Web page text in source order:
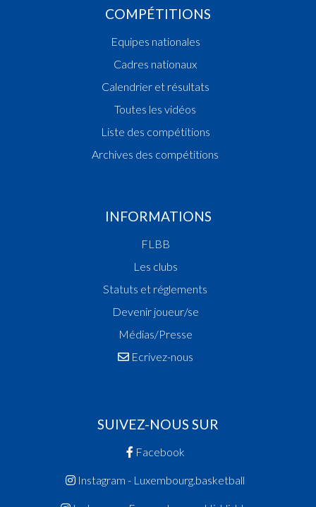
COMPÉTITIONS
Equipes nationales
Cadres nationaux
Calendrier et résultats
Toutes les vidéos
Liste des compétitions
Archives des compétitions
INFORMATIONS
FLBB
Les clubs
Statuts et réglements
Devenir joueur/se
Médias/Presse
Ecrivez-nous
SUIVEZ-NOUS SUR
Facebook
Instagram - Luxembourg.basketball